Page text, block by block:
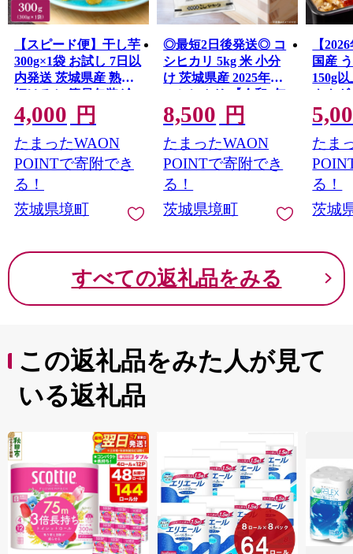
【スピード便】干し芋
300g×1袋 お試し 7日以
内発送 茨城県産 熟成
紅はるか 簡易包装 冷
蔵 ほしいも K2606
4,000 円
たまったWAON
POINTで寄附でき
る！
茨城県境町
◎最短2日後発送◎ コ
シヒカリ 5kg 米 小分
け 茨城県産 2025年産
コシヒカリ 【令和7年
産/白米】K2670
8,500 円
たまったWAON
POINTで寄附でき
る！
茨城県境町
【
国産
150g
ウナ
蒲焼
うな重
魚介
たま
る！
茨城
すべての返礼品をみる
この返礼品をみた人が見て
いる返礼品